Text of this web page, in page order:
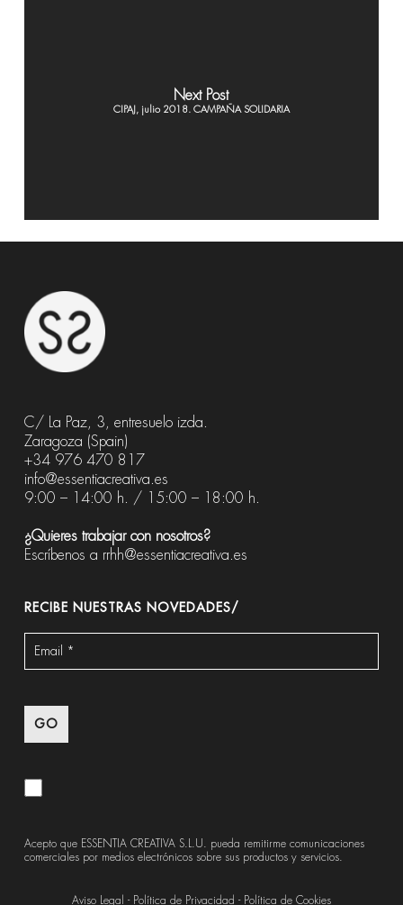
Next Post
CIPAJ, julio 2018. CAMPAÑA SOLIDARIA
C/ La Paz, 3, entresuelo izda.
Zaragoza (Spain)
+34 976 470 817
info@essentiacreativa.es
9:00 – 14:00 h. / 15:00 – 18:00 h.
¿Quieres trabajar con nosotros?
Escríbenos a rrhh@essentiacreativa.es
RECIBE NUESTRAS NOVEDADES/
Acepto que ESSENTIA CREATIVA S.L.U. pueda remitirme comunicaciones
comerciales por medios electrónicos sobre sus productos y servicios.
Aviso Legal - Política de Privacidad - Política de Cookies